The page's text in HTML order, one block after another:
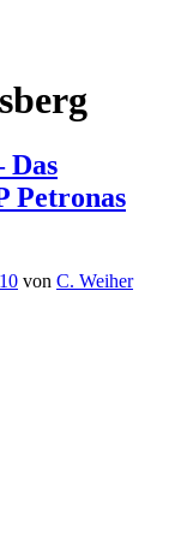
Das
Petronas
von C. Weiher